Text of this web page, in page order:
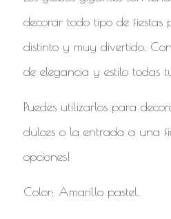
decorar todo tipo de fiestas
distinto y muy divertido.
de elegancia y estilo todas
Puedes utilizarlos para
dulces o la entrada a una
opciones!
Color: Amarillo pastel.